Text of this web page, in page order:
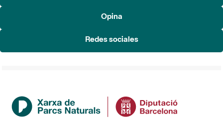
Opina
Redes sociales